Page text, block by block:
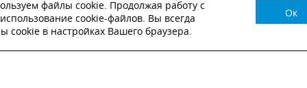
НУЖНА КОНСУЛЬТАЦИЯ?
ЗАЯВКУ И НАШ МЕНЕДЖЕР СВЯЖЕТСЯ
файлы cookie. Продолжая работу с
cookie-файлов. Вы всегда
cookie в настройках Вашего браузера.
Ок